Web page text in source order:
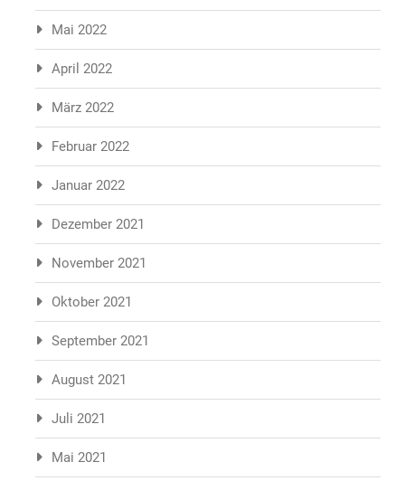
Mai 2022
April 2022
März 2022
Februar 2022
Januar 2022
Dezember 2021
November 2021
Oktober 2021
September 2021
August 2021
Juli 2021
Mai 2021